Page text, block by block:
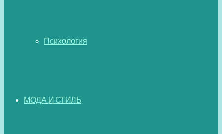
Психология
МОДА И СТИЛЬ